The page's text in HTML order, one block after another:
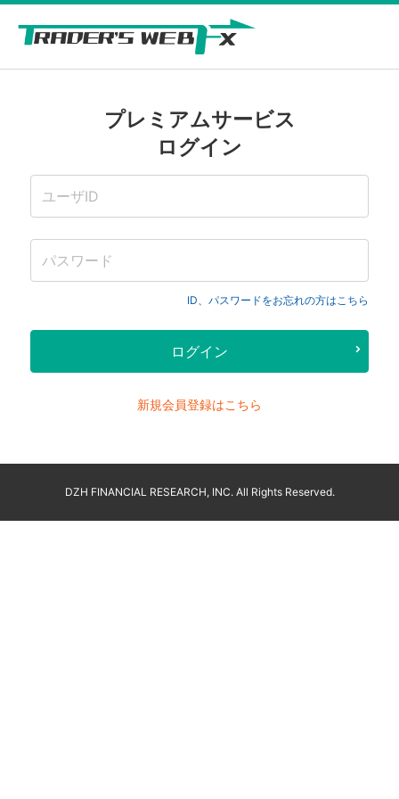
プレミアムサービス
ログイン
ID、パスワードをお忘れの方はこちら
新規会員登録はこちら
DZH FINANCIAL RESEARCH, INC. All Rights Reserved.